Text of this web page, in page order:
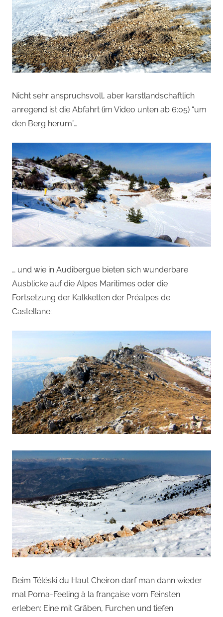
Nicht sehr anspruchsvoll, aber karstlandschaftlich
anregend ist die Abfahrt (im Video unten ab 6:05) “um
den Berg herum”…
… und wie in Audibergue bieten sich wunderbare
Ausblicke auf die Alpes Maritimes oder die
Fortsetzung der Kalkketten der Préalpes de
Castellane:
Beim Téléski du Haut Cheiron darf man dann wieder
mal Poma-Feeling à la française vom Feinsten
erleben: Eine mit Gräben, Furchen und tiefen